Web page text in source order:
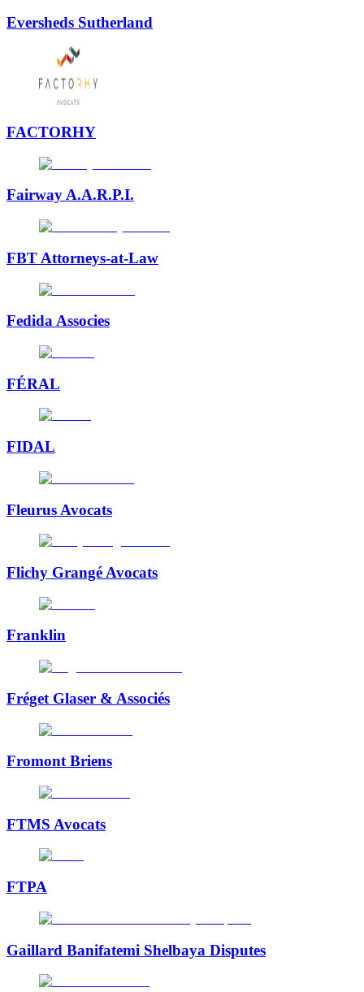
Eversheds Sutherland
FACTORHY
Fairway A.A.R.P.I.
FBT Attorneys-at-Law
Fedida Associes
FÉRAL
FIDAL
Fleurus Avocats
Flichy Grangé Avocats
Franklin
Fréget Glaser & Associés
Fromont Briens
FTMS Avocats
FTPA
Gaillard Banifatemi Shelbaya Disputes